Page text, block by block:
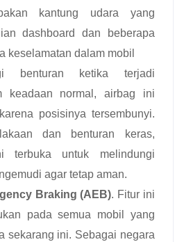
kantung udara yang
dashboard dan beberapa
keselamatan dalam mobil
benturan ketika terjadi
keadaan normal, airbag ini
posisinya tersembunyi.
dan benturan keras,
terbuka untuk melindungi
agar tetap aman.
Braking (AEB). Fitur ini
pada semua mobil yang
sekarang ini. Sebagai negara